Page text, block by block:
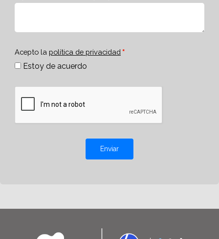
Acepto la política de privacidad
Estoy de acuerdo
Enviar